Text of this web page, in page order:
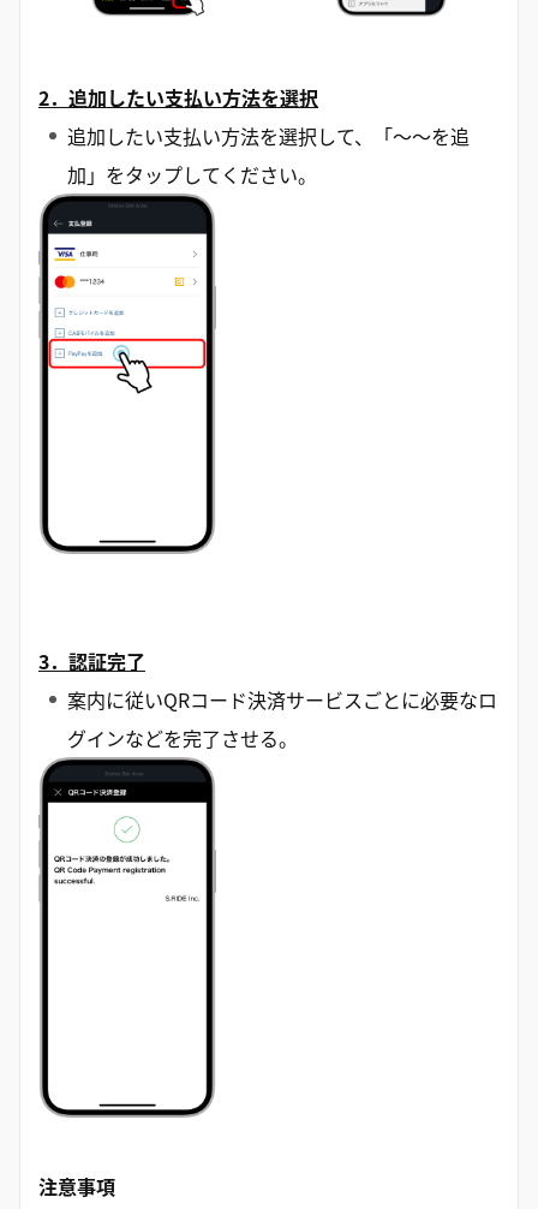
2．追加したい支払い方法を選択
追加したい支払い方法を選択して、「〜〜を追
加」をタップしてください。
3．認証完了
案内に従いQRコード決済サービスごとに必要なロ
グインなどを完了させる。
注意事項